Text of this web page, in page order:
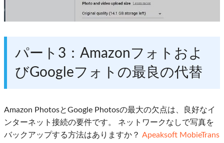
パート3：Amazonフォトおよ
びGoogleフォトの最良の代替
Amazon PhotosとGoogle Photosの最大の欠点は、良好なイ
ンターネット接続の要件です。 ネットワークなしで写真を
バックアップする方法はありますか？ Apeaksoft MobieTrans